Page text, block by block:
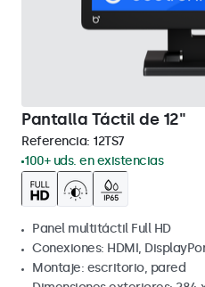
Pantalla Táctil de 12"
Referencia: 12TS7
100+ uds. en existencias
Panel multitáctil Full HD
Conexiones: HDMI,
Montaje: escritorio, pared